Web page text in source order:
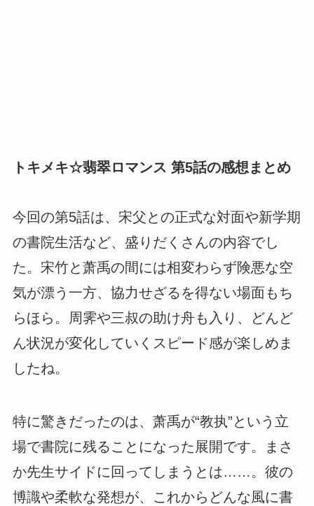
トキメキ☆翡翠ロマンス 第5話の感想まとめ
今回の第5話は、宋父との正式な対面や新学期
の書院生活など、盛りだくさんの内容でし
た。宋竹と萧禹の間には相変わらず険悪な空
気が漂う一方、協力せざるを得ない場面もち
らほら。周霁や三叔の助け舟も入り、どんど
ん状況が変化していくスピード感が楽しめま
したね。
特に驚きだったのは、萧禹が“教执”という立
場で書院に残ることになった展開です。まさ
か先生サイドに回ってしまうとは……。彼の
博識や柔軟な発想が、これからどんな風に書